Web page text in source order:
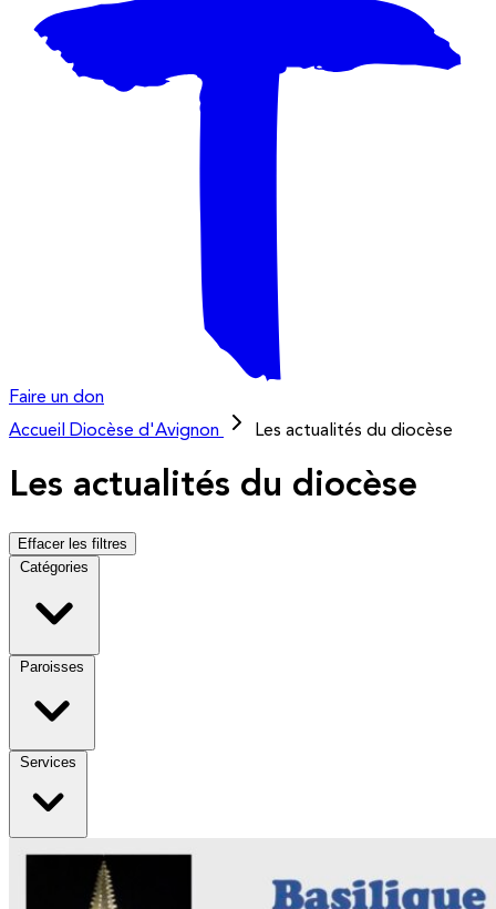
Faire un don
Accueil
Diocèse d'Avignon Les actualités du diocèse
Les actualités du diocèse
Effacer les filtres
Catégories
Paroisses
Services